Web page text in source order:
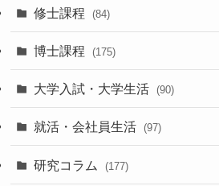
修士課程 (84)
(7)
(39)
博士課程 (175)
(52)
(35)(60)
大学入試・大学生活 (90)
(43)
(37)
就活・会社員生活 (97)
(20)
研究コラム (177)